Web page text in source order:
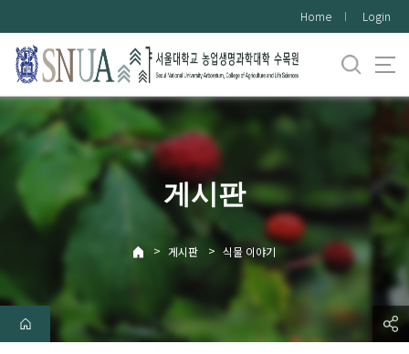
로
메
Home Login
게시판
> 게시판 > 식물 이야기